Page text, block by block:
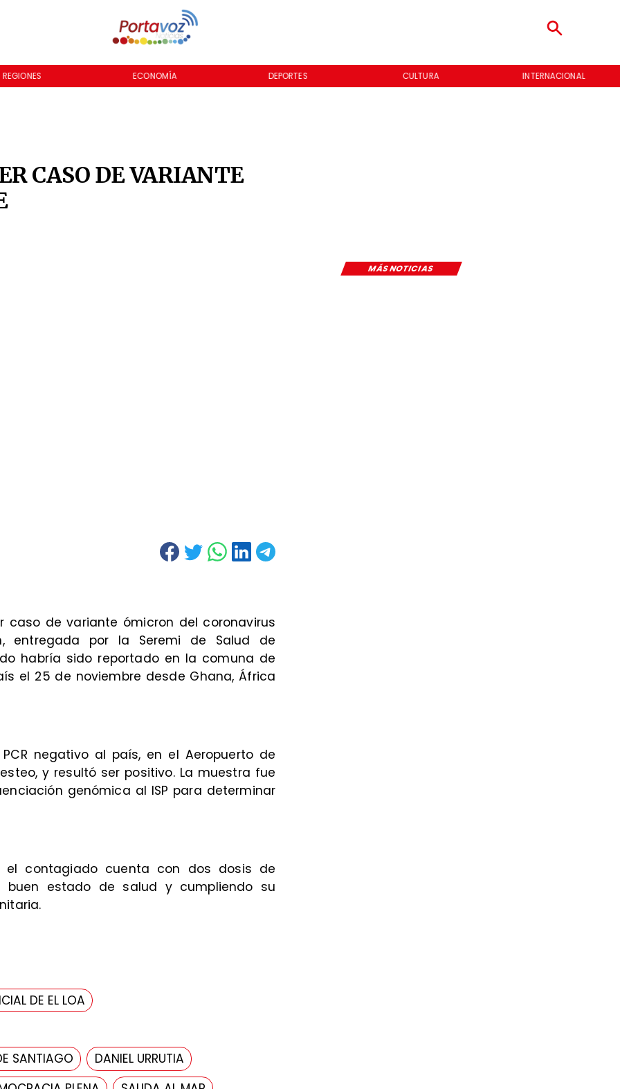
REGIONES ECONOMÍA DEPORTES CULTURA INTERNACIONAL
CASO DE VARIANTE
MÁS NOTICIAS
caso de variante ómicron del coronavirus
entregada por la Seremi de Salud de
habría sido reportado en la comuna de
el 25 de noviembre desde Ghana, África
negativo al país, en el Aeropuerto de
y resultó ser positivo. La muestra fue
genómica al ISP para determinar
el contagiado cuenta con dos dosis de
buen estado de salud y cumpliendo su
DE EL LOA
SANTIAGO
DANIEL URRUTIA